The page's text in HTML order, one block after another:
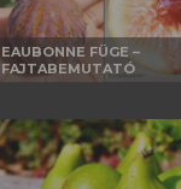
EAUBONNE FÜGE –
FAJTABEMUTATÓ